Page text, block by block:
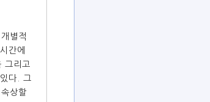
별적
간에
그리고
다. 그
상할